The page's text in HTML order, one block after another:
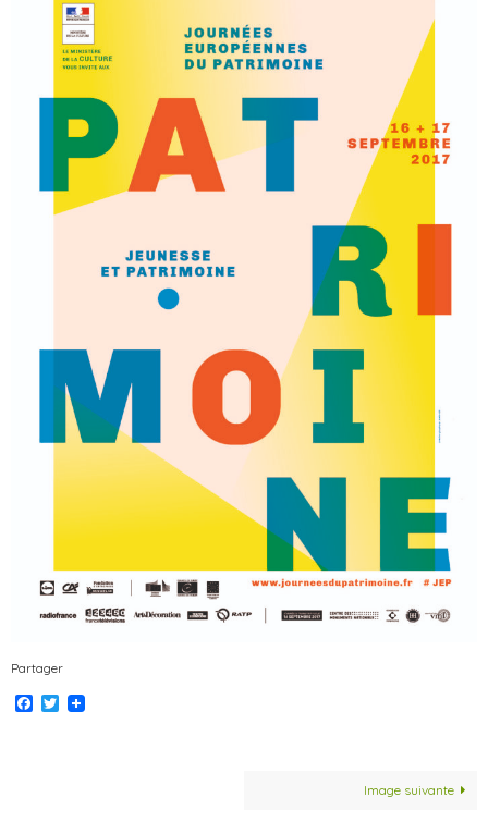
Partager
Facebook
Twitter
Image suivante